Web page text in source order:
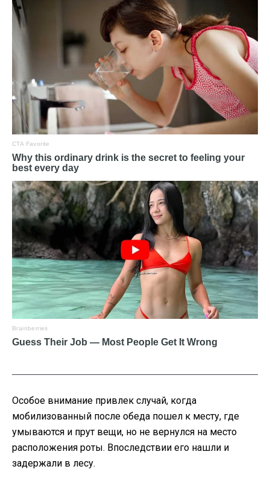
Особое внимание привлек случай, когда
мобилизованный после обеда пошел к месту, где
умываются и прут вещи, но не вернулся на место
расположения роты. Впоследствии его нашли и
задержали в лесу.